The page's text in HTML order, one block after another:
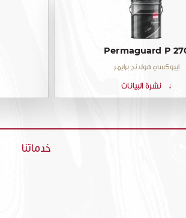
Permaguard P
ايبوكسي هولدنج برايمر
نشرة البيانات
خدماتنا